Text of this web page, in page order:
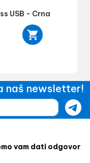
USB - Crna
naš newsletter!
vam dati odgovor